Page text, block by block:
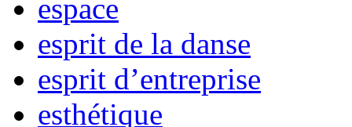
espace
esprit de la danse
esprit d’entreprise
esthétique